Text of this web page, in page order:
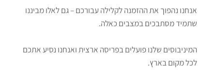
אנחנו נהפוך את ההזמנה לקלילה עבורכם – גם לאלו מביננו
שתמיד מסתבכים במצבים כאלה.
המיניבוסים שלנו פועלים בפריסה ארצית ואנחנו נסיע אתכם
לכל מקום בארץ.